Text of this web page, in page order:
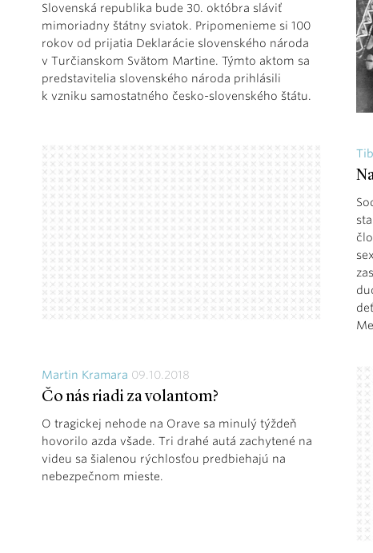
Slovenská republika bude 30. októbra sláviť
mimoriadny štátny sviatok. Pripomenieme si 100
rokov od prijatia Deklarácie slovenského národa
v Turčianskom Svätom Martine. Týmto aktom sa
predstavitelia slovenského národa prihlásili
k vzniku samostatného česko-slovenského štátu.
Martin Kramara 09.10.2018
Čo nás riadi za volantom?
O tragickej nehode na Orave sa minulý týždeň
hovorilo azda všade. Tri drahé autá zachytené na
videu sa šialenou rýchlosťou predbiehajú na
nebezpečnom mieste.